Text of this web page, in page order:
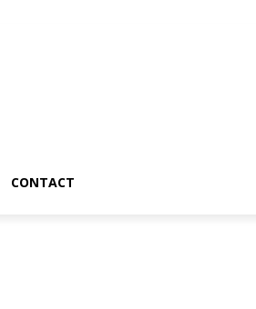
CONTACT